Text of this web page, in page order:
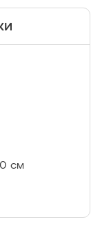
см